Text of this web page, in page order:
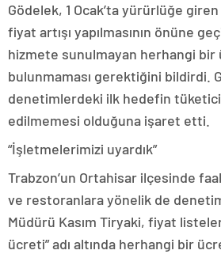
Gödelek, 1 Ocak’ta yürürlüğe
fiyat artışı yapılmasının önüne
hizmete sunulmayan herhangi bir
bulunmaması gerektiğini bildirdi.
denetimlerdeki ilk hedefin
edilmemesi olduğuna işaret etti.
“İşletmelerimizi uyardık”
Trabzon’un Ortahisar ilçesinde
ve restoranlara yönelik de
Müdürü Kasım Tiryaki, fiyat
ücreti” adı altında herhangi bir